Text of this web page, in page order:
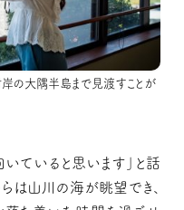
の大隅半島まで見渡すことが
の大隅半島まで見渡すことが
の大隅半島まで見渡すことが
の大隅半島まで見渡すことが
いていると思います」と話
は山川の海が眺望でき、